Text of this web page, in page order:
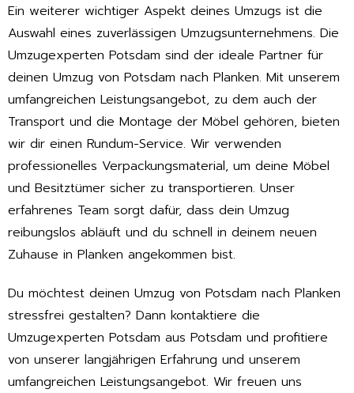
Ein weiterer wichtiger Aspekt deines Umzugs ist die
Auswahl eines zuverlässigen Umzugsunternehmens. Die
Umzugexperten Potsdam sind der ideale Partner für
deinen Umzug von Potsdam nach Planken. Mit unserem
umfangreichen Leistungsangebot, zu dem auch der
Transport und die Montage der Möbel gehören, bieten
wir dir einen Rundum-Service. Wir verwenden
professionelles Verpackungsmaterial, um deine Möbel
und Besitztümer sicher zu transportieren. Unser
erfahrenes Team sorgt dafür, dass dein Umzug
reibungslos abläuft und du schnell in deinem neuen
Zuhause in Planken angekommen bist.
Du möchtest deinen Umzug von Potsdam nach Planken
stressfrei gestalten? Dann kontaktiere die
Umzugexperten Potsdam aus Potsdam und profitiere
von unserer langjährigen Erfahrung und unserem
umfangreichen Leistungsangebot. Wir freuen uns